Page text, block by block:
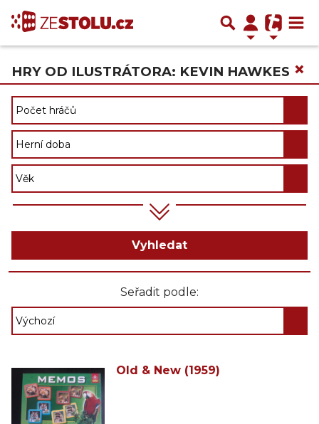
HRY OD ILUSTRÁTORA: KEVIN HAWKES ×
Vyhledat
Seřadit podle:
Old & New (1959)